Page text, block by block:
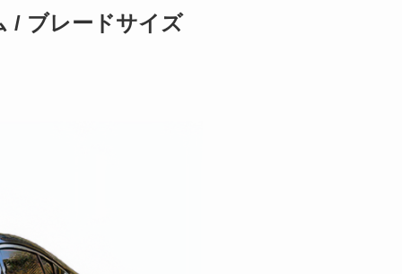
/ ブレードサイズ